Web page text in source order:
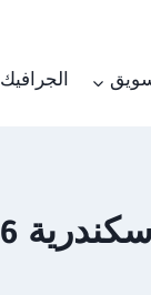
الجرافيك